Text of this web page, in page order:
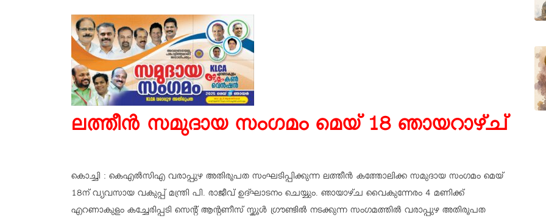
ലത്തീൻ സമുദായ സംഗമം മെയ് 18 ഞായറാഴ്ച്
കൊച്ചി : കെഎൽസിഎ വരാപ്പുഴ അതിരൂപത സംഘടിപ്പിക്കുന്ന ലത്തീൻ കത്തോലിക്ക സമുദായ സംഗമം മെയ്
18ന് വ്യവസായ വകുപ്പ് മന്ത്രി പി. രാജീവ് ഉദ്ഘാടനം ചെയ്യും. ഞായാഴ്ച വൈകുന്നേരം 4 മണിക്ക്
എറണാകുളം കച്ചേരിപ്പടി സെൻ്റ് ആൻ്റണീസ് സ്കൂൾ ഗ്രൗണ്ടിൽ നടക്കുന്ന സംഗമത്തിൽ വരാപ്പുഴ അതിരൂപത